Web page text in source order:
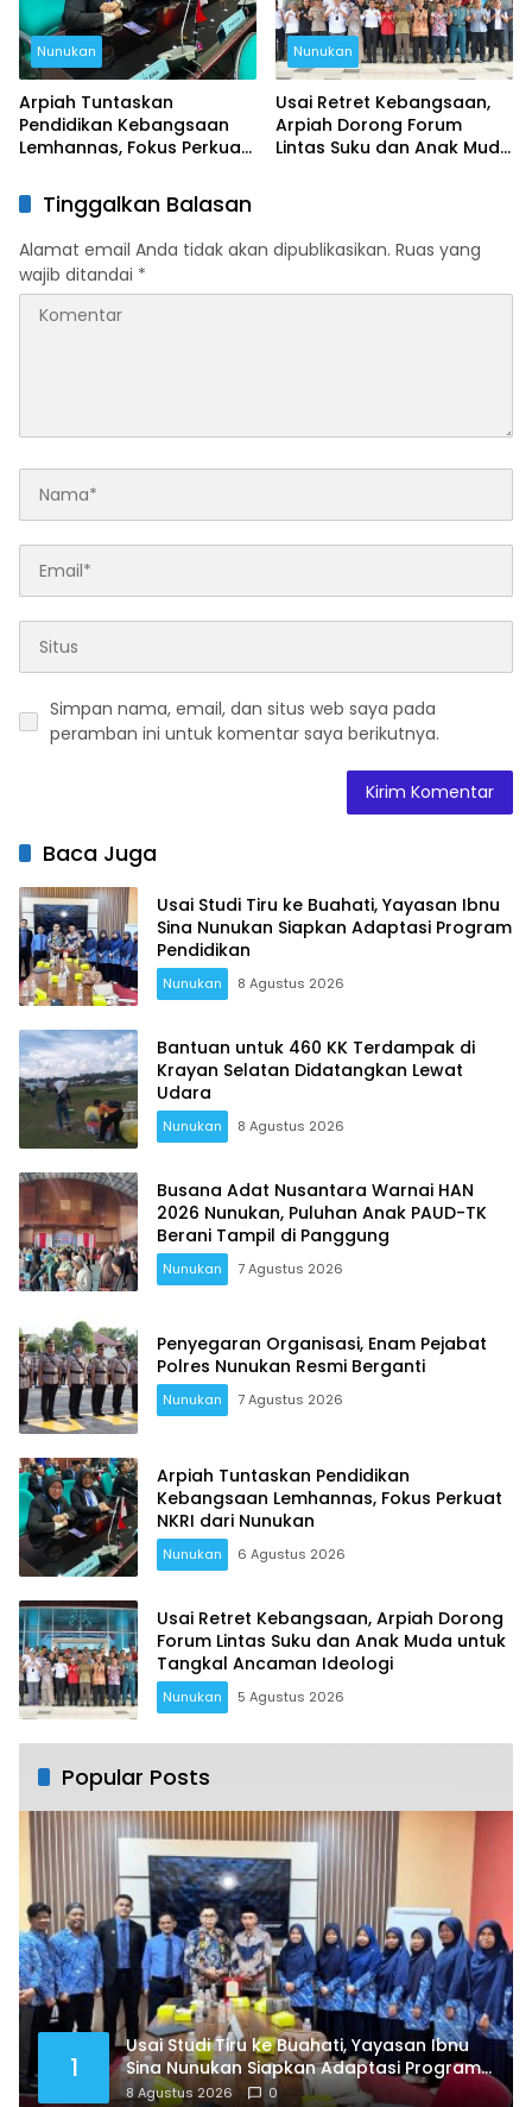
Nunukan
Arpiah Tuntaskan
Pendidikan Kebangsaan
Lemhannas, Fokus Perkuat
Nunukan
Usai Retret Kebangsaan,
Arpiah Dorong Forum
Lintas Suku dan Anak Muda
Tinggalkan Balasan
Alamat email Anda tidak akan dipublikasikan. Ruas yang
wajib ditandai *
Simpan nama, email, dan situs web saya pada
peramban ini untuk komentar saya berikutnya.
Baca Juga
Usai Studi Tiru ke Buahati, Yayasan Ibnu
Sina Nunukan Siapkan Adaptasi Program
Pendidikan
Nunukan 8 Agustus 2026
Bantuan untuk 460 KK Terdampak di
Krayan Selatan Didatangkan Lewat
Udara
Nunukan 8 Agustus 2026
Busana Adat Nusantara Warnai HAN
2026 Nunukan, Puluhan Anak PAUD-TK
Berani Tampil di Panggung
Nunukan 7 Agustus 2026
Penyegaran Organisasi, Enam Pejabat
Polres Nunukan Resmi Berganti
Nunukan 7 Agustus 2026
Arpiah Tuntaskan Pendidikan
Kebangsaan Lemhannas, Fokus Perkuat
NKRI dari Nunukan
Nunukan 6 Agustus 2026
Usai Retret Kebangsaan, Arpiah Dorong
Forum Lintas Suku dan Anak Muda untuk
Tangkal Ancaman Ideologi
Nunukan 5 Agustus 2026
Popular Posts
1
Usai Studi Tiru ke Buahati, Yayasan Ibnu
Sina Nunukan Siapkan Adaptasi Program
Pendidikan
8 Agustus 2026 0